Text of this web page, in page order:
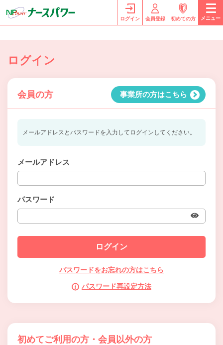
ログイン 会員登録 初めての方 メニュー
ログイン
会員の方 事業所の方はこちら
メールアドレスとパスワードを入力してログインしてください。
メールアドレス
パスワード
パスワードをお忘れの方はこちら
パスワード再設定方法
初めてご利用の方・会員以外の方